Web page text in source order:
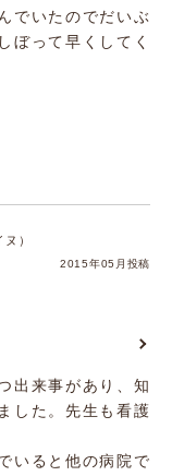
でいたのでだいぶ
ぼって早くしてく
）
2015年05月投稿
出来事があり、知
した。先生も看護
いると他の病院で